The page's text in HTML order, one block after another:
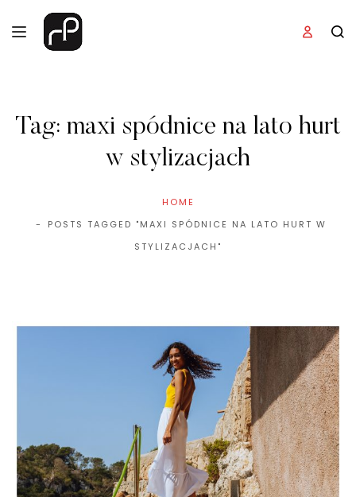
Tag: maxi spódnice na lato hurt
w stylizacjach
HOME
POSTS TAGGED "MAXI SPÓDNICE NA LATO HURT W
STYLIZACJACH"